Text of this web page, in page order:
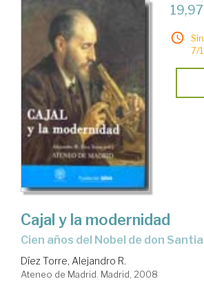
7/
Cajal y la modernidad
cien años del Nobel de don
Díez Torre, Alejandro R.
Ateneo de Madrid. Madrid, 2008